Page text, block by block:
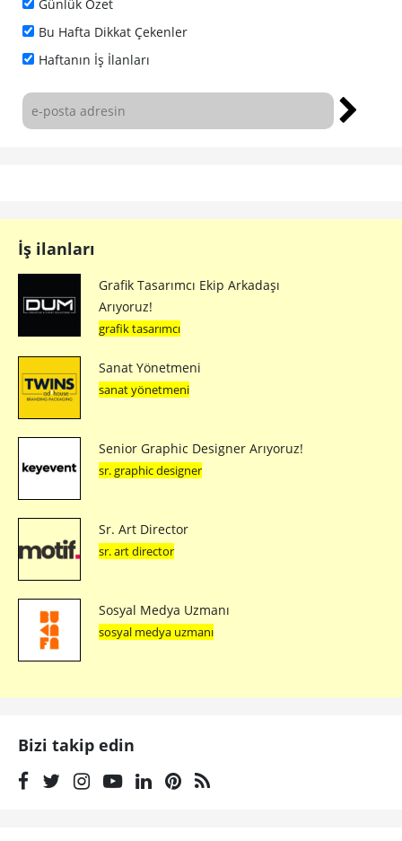
Günlük Özet
Bu Hafta Dikkat Çekenler
Haftanın İş İlanları
İş ilanları
Grafik Tasarımcı Ekip Arkadaşı
Arıyoruz!
grafik tasarımcı
Sanat Yönetmeni
sanat yönetmeni
Senior Graphic Designer Arıyoruz!
sr. graphic designer
Sr. Art Director
sr. art director
Sosyal Medya Uzmanı
sosyal medya uzmanı
Bizi takip edin